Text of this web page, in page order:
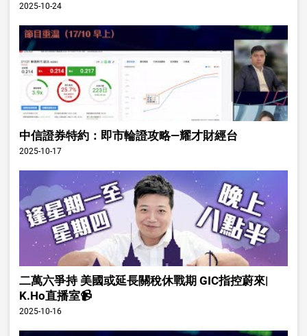
2025-10-24
中信證券特約：即市輪證攻略—耀才財經台
2025-10-17
二萬六爭持 美國或延長關稅休戰期 GIC指控蔚來|
K.Ho直播室📹
2025-10-16